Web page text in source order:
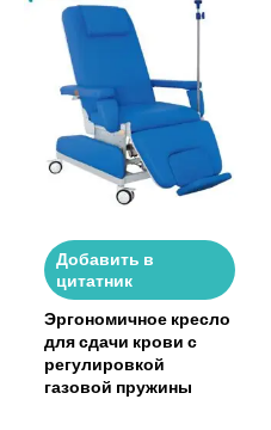
Добавить в
цитатник
Эргономичное кресло
для сдачи крови с
регулировкой
газовой пружины